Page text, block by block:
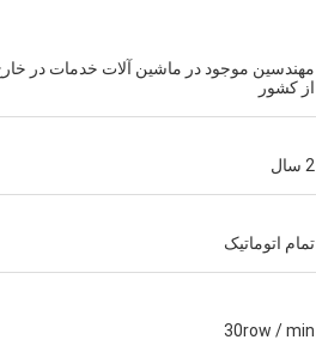
مهندسین موجود در ماشین آلات خدمات در
از کشور
2 سال
تمام اتوماتیک
30row / min